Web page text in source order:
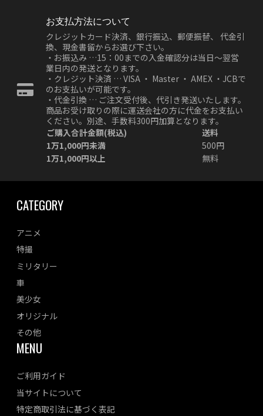
お支払方法について
クレジットカード決済、銀行振込、郵便振替、 代金引
換、現金書留からお選び下さい。
・お振込み …15：00までの入金確認分は当日～翌営
業日内の発送となります。
・クレジット決済 … VISA ・ Master ・ AMEX ・JCBで
のお支払いが可能です。
・代金引換 … ご注文受付後、代引き発送いたします。
商品お受け取りの際に運送会社の方に代金をお支払い
ください。別途、手数料300円加算となります。
ご購入合計金額(税込)
送料
1万1,000円未満
500円
1万1,000円以上
無料
CATEGORY
アニメ
特撮
ミリタリー
車
美少女
オリジナル
その他
MENU
ご利用ガイド
当サイトについて
特定商取引法に基づく表記